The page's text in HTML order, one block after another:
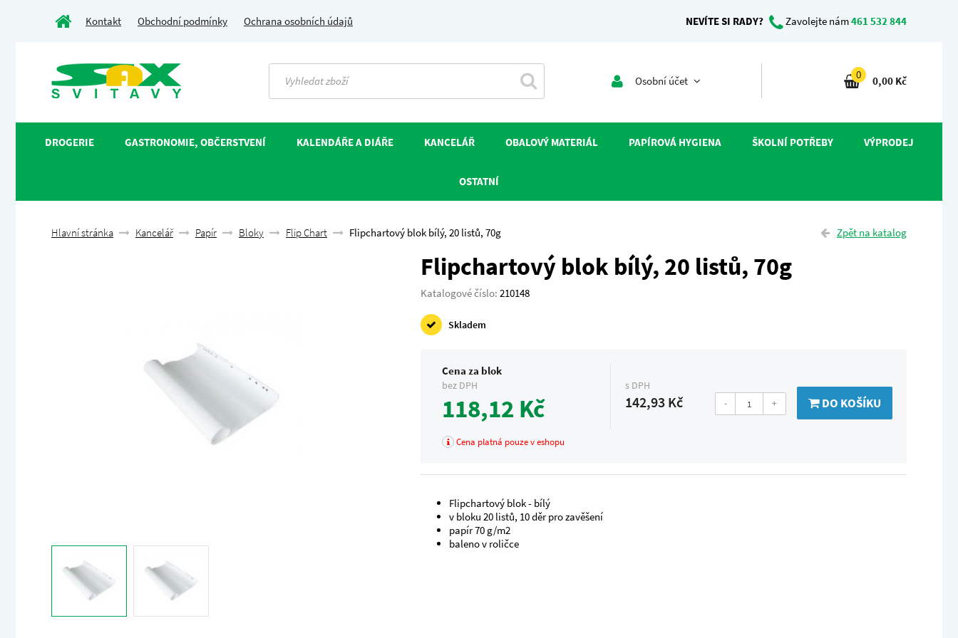
Kontakt Obchodní podmínky Ochrana osobních údajů NEVÍTE SI RADY? Zavolejte nám461 532 844
Osobní účet 0 0,00 Kč
DROGERIE GASTRONOMIE, OBČERSTVENÍ KALENDÁŘE A DIÁŘE KANCELÁŘ OBALOVÝ MATERIÁL PAPÍROVÁ HYGIENA ŠKOLNÍ POTŘEBY VÝPRODEJ
OSTATNÍ
Zpět na katalog
Hlavní stránka Kancelář Papír Bloky Flip Chart Flipchartový blok bílý, 20 listů, 70g
Flipchartový blok bílý, 20 listů, 70g
Katalogové číslo:210148
Skladem
Cena za blok
bez DPH
118,12 Kč
s DPH
142,93 Kč
Cena platná pouze v eshopu
- + DO KOŠÍKU
Flipchartový blok - bílý
v bloku 20 listů, 10 děr pro zavěšení
papír 70 g/m2
baleno v roličce